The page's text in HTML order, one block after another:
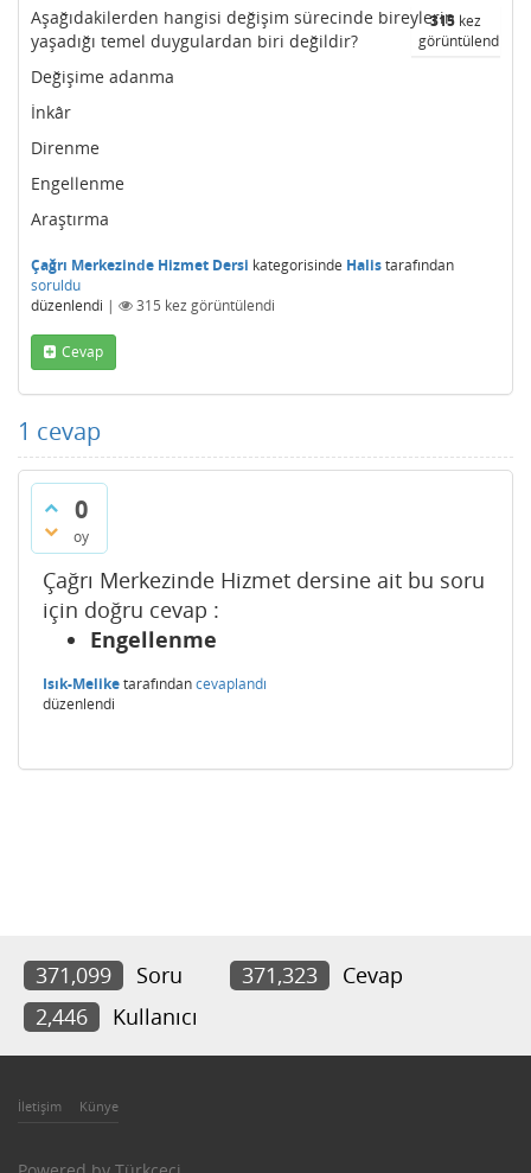
315 kez
görüntülendi
Aşağıdakilerden hangisi değişim sürecinde bireylerin
yaşadığı temel duygulardan biri değildir?
Değişime adanma
İnkâr
Direnme
Engellenme
Araştırma
Çağrı Merkezinde Hizmet Dersi kategorisinde Halistarafından
soruldu
düzenlendi | 315 kez görüntülendi
Cevap
1 cevap
0
oy
Çağrı Merkezinde Hizmet dersine ait bu soru
için doğru cevap :
Engellenme
Isık-Meliketarafındancevaplandı
düzenlendi
371,099 Soru 371,323
Cevap
2,446
Kullanıcı
İletişim Künye